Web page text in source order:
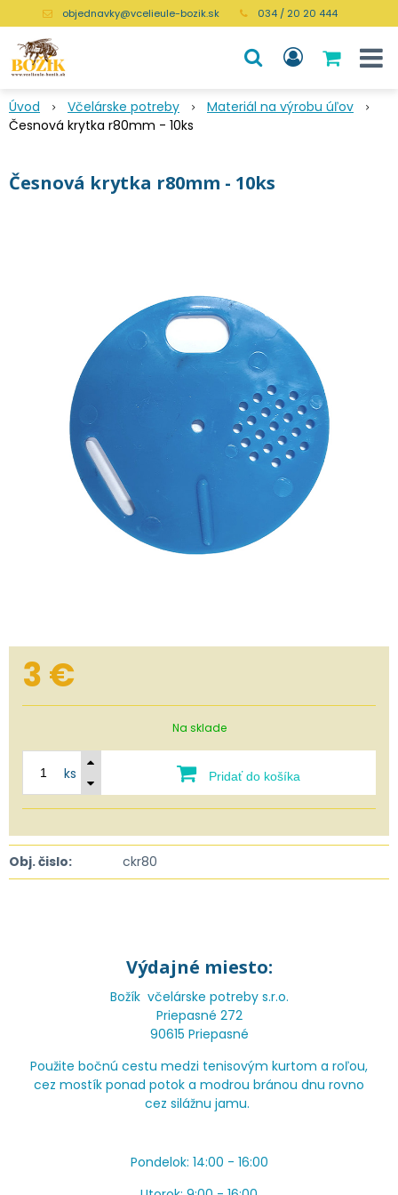
objednavky@vcelieule-bozik.sk 034 / 20 20 444
Úvod Včelárske potreby
Materiál na výrobu úľov
Česnová krytka r80mm - 10ks
Česnová krytka r80mm - 10ks
3€
Na sklade
ks Pridať do košíka
Obj. čislo: ckr80
Výdajné miesto:
Božík včelárske potreby s.r.o.
Priepasné 272
90615 Priepasné
Použite bočnú cestu medzi tenisovým kurtom a roľou,
cez mostík ponad potok a modrou bránou dnu rovno
cez silážnu jamu.
Pondelok: 14:00 - 16:00